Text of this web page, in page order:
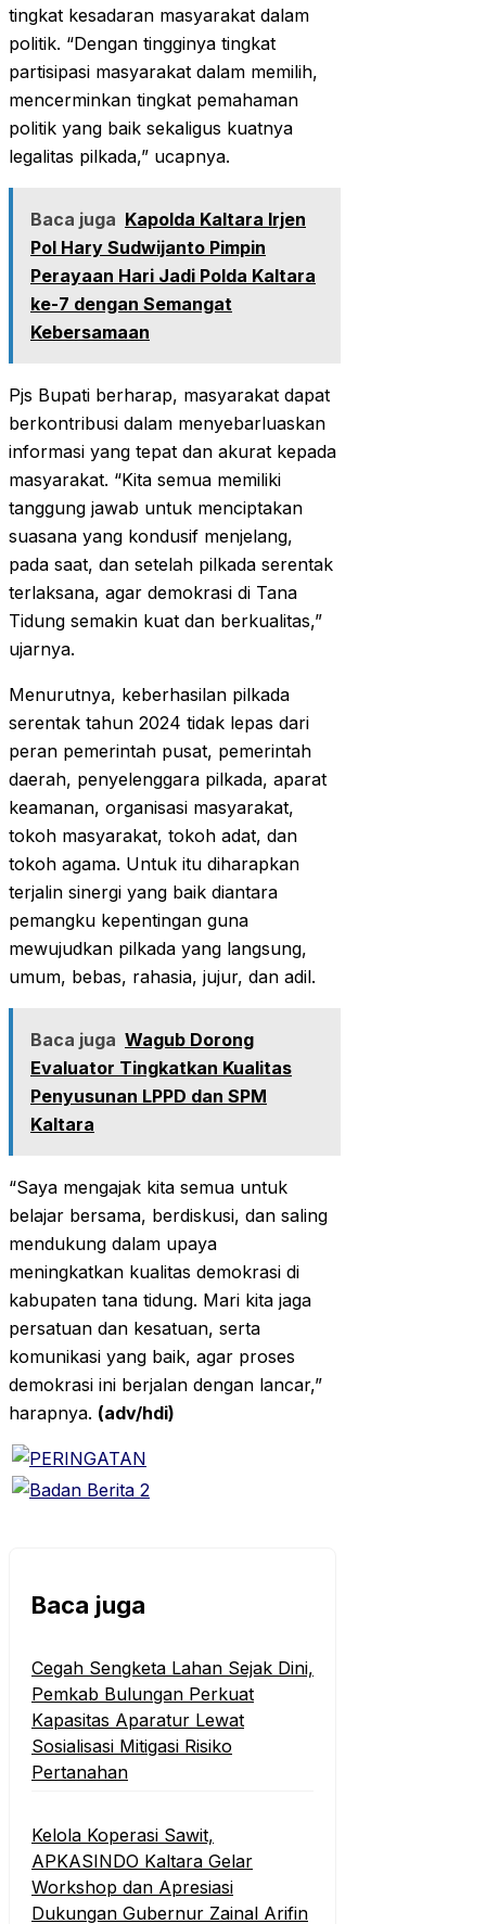
tingkat kesadaran masyarakat dalam
politik. “Dengan tingginya tingkat
partisipasi masyarakat dalam memilih,
mencerminkan tingkat pemahaman
politik yang baik sekaligus kuatnya
legalitas pilkada,” ucapnya.
Baca juga Kapolda Kaltara Irjen
Pol Hary Sudwijanto Pimpin
Perayaan Hari Jadi Polda Kaltara
ke-7 dengan Semangat
Kebersamaan
Pjs Bupati berharap, masyarakat dapat
berkontribusi dalam menyebarluaskan
informasi yang tepat dan akurat kepada
masyarakat. “Kita semua memiliki
tanggung jawab untuk menciptakan
suasana yang kondusif menjelang,
pada saat, dan setelah pilkada serentak
terlaksana, agar demokrasi di Tana
Tidung semakin kuat dan berkualitas,”
ujarnya.
Menurutnya, keberhasilan pilkada
serentak tahun 2024 tidak lepas dari
peran pemerintah pusat, pemerintah
daerah, penyelenggara pilkada, aparat
keamanan, organisasi masyarakat,
tokoh masyarakat, tokoh adat, dan
tokoh agama. Untuk itu diharapkan
terjalin sinergi yang baik diantara
pemangku kepentingan guna
mewujudkan pilkada yang langsung,
umum, bebas, rahasia, jujur, dan adil.
Baca juga Wagub Dorong
Evaluator Tingkatkan Kualitas
Penyusunan LPPD dan SPM
Kaltara
“Saya mengajak kita semua untuk
belajar bersama, berdiskusi, dan saling
mendukung dalam upaya
meningkatkan kualitas demokrasi di
kabupaten tana tidung. Mari kita jaga
persatuan dan kesatuan, serta
komunikasi yang baik, agar proses
demokrasi ini berjalan dengan lancar,”
harapnya. (adv/hdi)
Baca juga
Cegah Sengketa Lahan Sejak Dini,
Pemkab Bulungan Perkuat
Kapasitas Aparatur Lewat
Sosialisasi Mitigasi Risiko
Pertanahan
Kelola Koperasi Sawit,
APKASINDO Kaltara Gelar
Workshop dan Apresiasi
Dukungan Gubernur Zainal Arifin